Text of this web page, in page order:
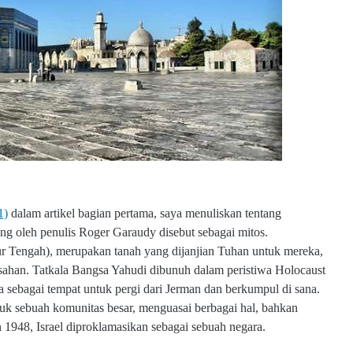
dalam artikel bagian pertama, saya menuliskan tentang
oleh penulis Roger Garaudy disebut sebagai mitos.
Tengah), merupakan tanah yang dijanjian Tuhan untuk mereka,
Tatkala Bangsa Yahudi dibunuh dalam peristiwa Holocaust
tempat untuk pergi dari Jerman dan berkumpul di sana.
sebuah komunitas besar, menguasai berbagai hal, bahkan
Israel diproklamasikan sebagai sebuah negara.